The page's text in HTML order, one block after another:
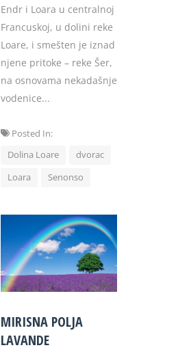
Endr i Loara u centralnoj
Francuskoj, u dolini reke
Loare, i smešten je iznad
njene pritoke – reke Šer,
na osnovama nekadašnje
vodenice...
Posted In:
Dolina Loare
dvorac
Loara
Senonso
MIRISNA POLJA
LAVANDE